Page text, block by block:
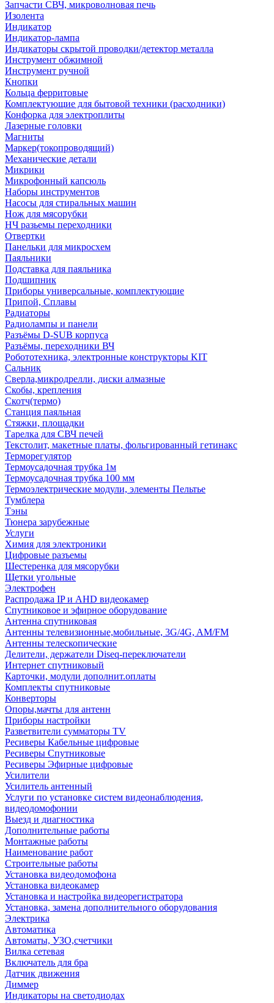
Запчасти СВЧ, микроволновая печь
Изолента
Индикатор
Индикатор-лампа
Индикаторы скрытой проводки/детектор металла
Инструмент обжимной
Инструмент ручной
Кнопки
Кольца ферритовые
Комплектующие для бытовой техники (расходники)
Конфорка для электроплиты
Лазерные головки
Магниты
Маркер(токопроводящий)
Механические детали
Микрики
Микрофонный капсюль
Наборы инструментов
Насосы для стиральных машин
Нож для мясорубки
НЧ разьемы переходники
Отвертки
Панельки для микросхем
Паяльники
Подставка для паяльника
Подшипник
Приборы универсальные, комплектующие
Припой, Сплавы
Радиаторы
Радиолампы и панели
Разъёмы D-SUB корпуса
Разъёмы, переходники ВЧ
Робототехника, электронные конструкторы KIT
Сальник
Сверла,микродрелли, диски алмазные
Скобы, крепления
Скотч(термо)
Станция паяльная
Стяжки, площадки
Тарелка для СВЧ печей
Текстолит, макетные платы, фольгированный гетинакс
Терморегулятор
Термоусадочная трубка 1м
Термоусадочная трубка 100 мм
Термоэлектрические модули, элементы Пельтье
Тумблера
Тэны
Тюнера зарубежные
Услуги
Химия для электроники
Цифровые разъемы
Шестеренка для мясорубки
Щетки угольные
Электрофен
Распродажа IP и AHD видеокамер
Спутниковое и эфирное оборудование
Антенна спутниковая
Антенны телевизионные,мобильные, 3G/4G, AM/FM
Антенны телескопические
Делители, держатели Diseq-переключатели
Интернет спутниковый
Карточки, модули дополнит.оплаты
Комплекты спутниковые
Конверторы
Опоры,мачты для антенн
Приборы настройки
Разветвители сумматоры TV
Ресиверы Кабельные цифровые
Ресиверы Спутниковые
Ресиверы Эфирные цифровые
Усилители
Усилитель антенный
Услуги по установке систем видеонаблюдения,
видеодомофонии
Выезд и диагностика
Дополнительные работы
Монтажные работы
Наименование работ
Строительные работы
Установка видеодомофона
Установка видеокамер
Установка и настройка видеорегистратора
Установка, замена дополнительного оборудования
Электрика
Автоматика
Автоматы, УЗО,счетчики
Вилка сетевая
Включатель для бра
Датчик движения
Диммер
Индикаторы на светодиодах